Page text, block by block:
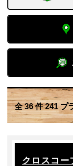
個室
フリーデスク
バーチャルオ
ブランド
賃料
全36件241プ
クロスコー